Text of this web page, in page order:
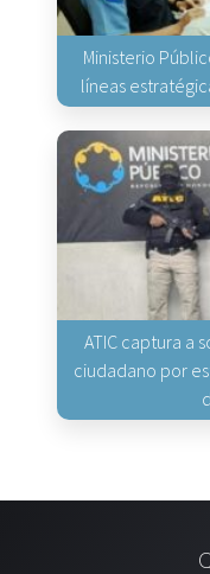
Ministerio
líneas
ATIC captura a
ciudadano por